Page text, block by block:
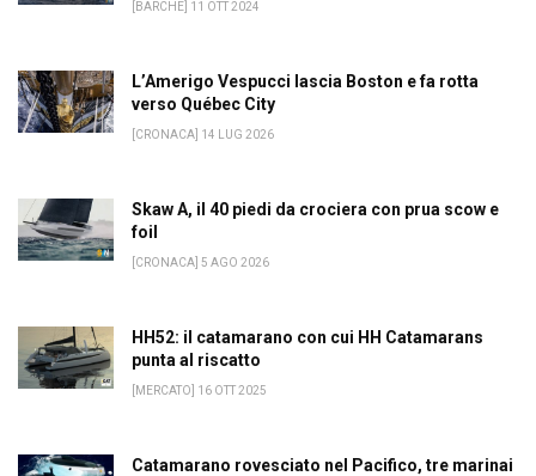
[BARCHE] 11 OTT 2024
L’Amerigo Vespucci lascia Boston e fa rotta
verso Québec City
[CRONACA] 14 LUG 2026
Skaw A, il 40 piedi da crociera con prua scow e
foil
[CRONACA] 5 AGO 2026
HH52: il catamarano con cui HH Catamarans
punta al riscatto
[MERCATO] 16 OTT 2025
Catamarano rovesciato nel Pacifico, tre marinai